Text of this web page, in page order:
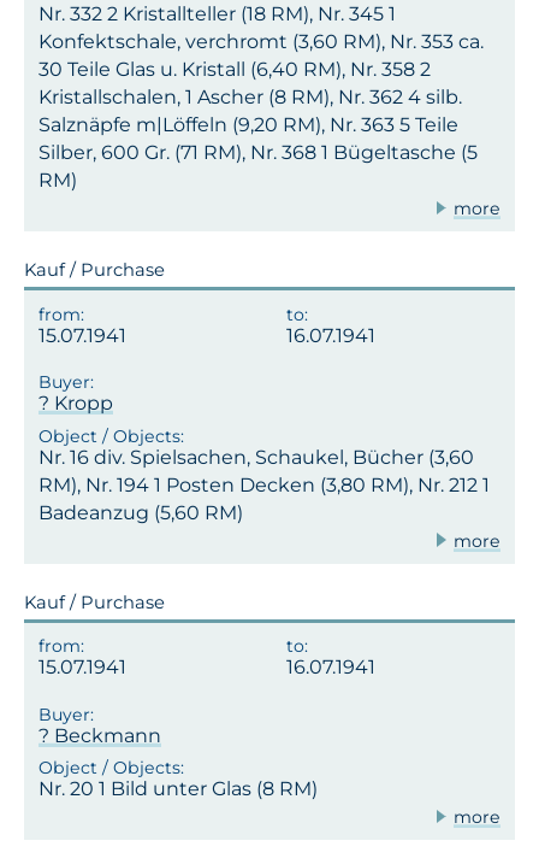
Nr. 332 2 Kristallteller (18 RM), Nr. 345 1
Konfektschale, verchromt (3,60 RM), Nr. 353 ca.
30 Teile Glas u. Kristall (6,40 RM), Nr. 358 2
Kristallschalen, 1 Ascher (8 RM), Nr. 362 4 silb.
Salznäpfe m|Löffeln (9,20 RM), Nr. 363 5 Teile
Silber, 600 Gr. (71 RM), Nr. 368 1 Bügeltasche (5
RM)
more
Kauf / Purchase
15.07.1941 16.07.1941
? Kropp
Nr. 16 div. Spielsachen, Schaukel, Bücher (3,60
RM), Nr. 194 1 Posten Decken (3,80 RM), Nr. 212 1
Badeanzug (5,60 RM)
more
Kauf / Purchase
15.07.1941 16.07.1941
? Beckmann
Nr. 20 1 Bild unter Glas (8 RM)
more